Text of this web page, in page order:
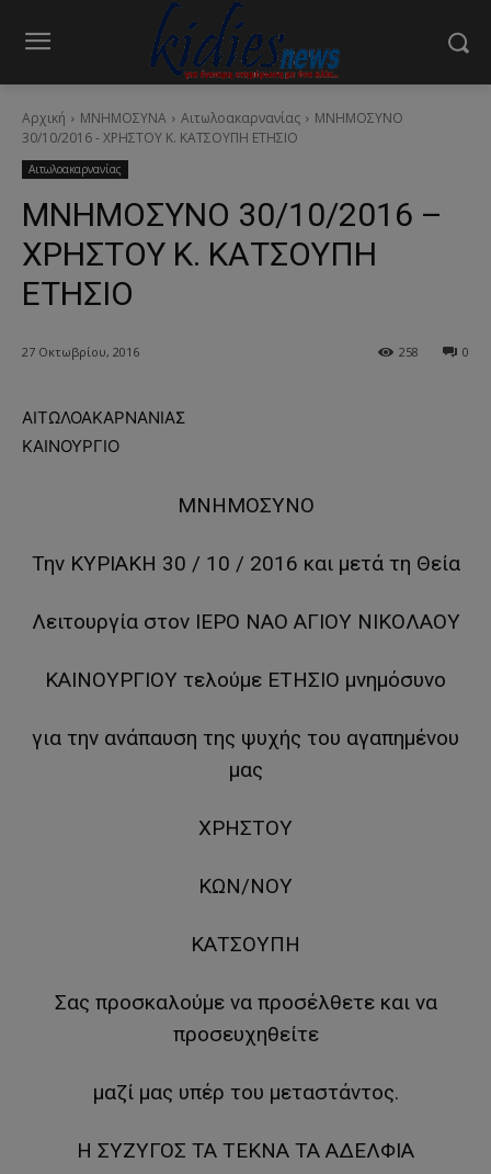
Αρχική ΜΝΗΜΟΣΥΝΑ Αιτωλοακαρνανίας
ΜΝΗΜΟΣΥΝΟ
30/10/2016 - ΧΡΗΣΤΟΥ Κ. ΚΑΤΣΟΥΠΗ ΕΤΗΣΙΟ
Αιτωλοακαρνανίας
ΜΝΗΜΟΣΥΝΟ 30/10/2016 –
ΧΡΗΣΤΟΥ Κ. ΚΑΤΣΟΥΠΗ
ΕΤΗΣΙΟ
27 Οκτωβρίου, 2016 0
258
ΑΙΤΩΛΟΑΚΑΡΝΑΝΙΑΣ
ΚΑΙΝΟΥΡΓΙΟ
ΜΝΗΜΟΣΥΝΟ
Την ΚΥΡΙΑΚΗ 30 / 10 / 2016 και μετά τη Θεία
Λειτουργία στον ΙΕΡΟ ΝΑΟ ΑΓIOY ΝΙΚΟΛΑΟΥ
ΚΑΙΝΟΥΡΓΙΟΥ τελούμε ΕΤΗΣΙΟ μνημόσυνο
για την ανάπαυση της ψυχής του αγαπημένου
μας
ΧΡΗΣΤΟΥ
ΚΩΝ/ΝΟΥ
ΚΑΤΣΟΥΠΗ
Σας προσκαλούμε να προσέλθετε και να
προσευχηθείτε
μαζί μας υπέρ του μεταστάντος.
Η ΣΥΖΥΓΟΣ ΤΑ ΤΕΚΝΑ ΤΑ ΑΔΕΛΦΙΑ